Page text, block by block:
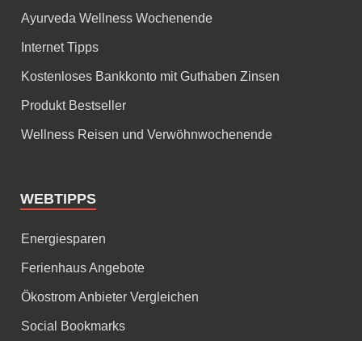
Ayurveda Wellness Wochenende
Internet Tipps
Kostenloses Bankkonto mit Guthaben Zinsen
Produkt Bestseller
Wellness Reisen und Verwöhnwochenende
WEBTIPPS
Energiesparen
Ferienhaus Angebote
Ökostrom Anbieter Vergleichen
Social Bookmarks